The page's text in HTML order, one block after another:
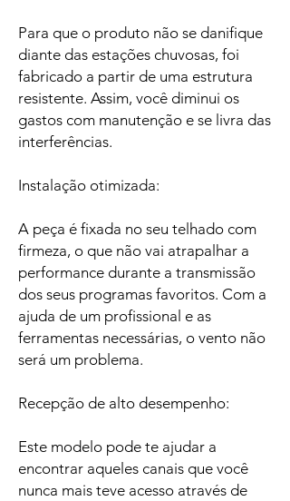
Para que o produto não se danifique
diante das estações chuvosas, foi
fabricado a partir de uma estrutura
resistente. Assim, você diminui os
gastos com manutenção e se livra das
interferências.
Instalação otimizada:
A peça é fixada no seu telhado com
firmeza, o que não vai atrapalhar a
performance durante a transmissão
dos seus programas favoritos. Com a
ajuda de um profissional e as
ferramentas necessárias, o vento não
será um problema.
Recepção de alto desempenho:
Este modelo pode te ajudar a
encontrar aqueles canais que você
nunca mais teve acesso através de